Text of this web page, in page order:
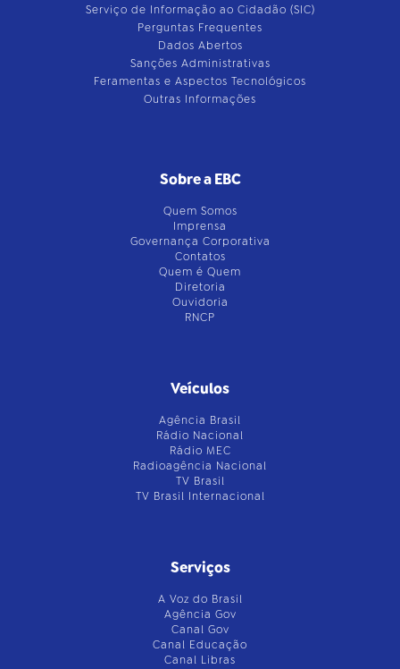
Serviço de Informação ao Cidadão (SIC)
Perguntas Frequentes
Dados Abertos
Sanções Administrativas
Feramentas e Aspectos Tecnológicos
Outras Informações
Sobre a EBC
Quem Somos
Imprensa
Governança Corporativa
Contatos
Quem é Quem
Diretoria
Ouvidoria
RNCP
Veículos
Agência Brasil
Rádio Nacional
Rádio MEC
Radioagência Nacional
TV Brasil
TV Brasil Internacional
Serviços
A Voz do Brasil
Agência Gov
Canal Gov
Canal Educação
Canal Libras